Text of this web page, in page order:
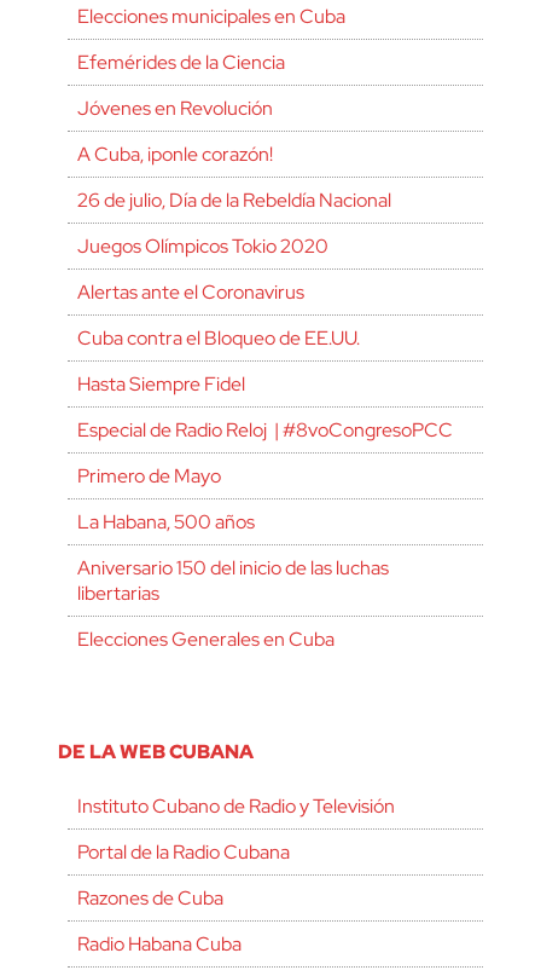
Elecciones municipales en Cuba
Efemérides de la Ciencia
Jóvenes en Revolución
A Cuba, ¡ponle corazón!
26 de julio, Día de la Rebeldía Nacional
Juegos Olímpicos Tokio 2020
Alertas ante el Coronavirus
Cuba contra el Bloqueo de EE.UU.
Hasta Siempre Fidel
Especial de Radio Reloj | #8voCongresoPCC
Primero de Mayo
La Habana, 500 años
Aniversario 150 del inicio de las luchas
libertarias
Elecciones Generales en Cuba
DE LA WEB CUBANA
Instituto Cubano de Radio y Televisión
Portal de la Radio Cubana
Razones de Cuba
Radio Habana Cuba